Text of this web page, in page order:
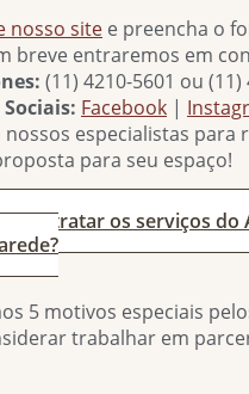
nosso site e preencha o
breve entraremos em
(11) 4210-5601 ou (11)
Sociais: Facebook |
nossos especialistas para
para seu espaço!
contratar os serviços do
5 motivos especiais
trabalhar em